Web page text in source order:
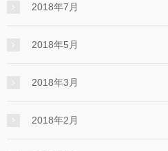
2018年7月
2018年5月
2018年3月
2018年2月